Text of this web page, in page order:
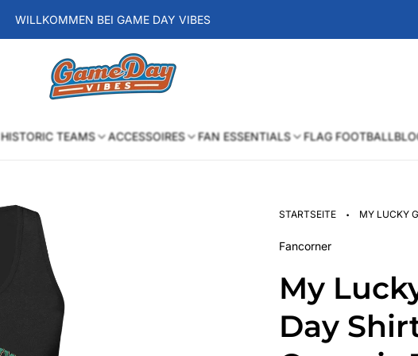
WILLKOMMEN BEI GAME DAY VIBES
Laden-
Logo
HISTORIC TEAMS ACCESSOIRES FAN ESSENTIALS FLAG FOOTBALL
STARTSEITE · MY LUCKY
Fancorner
My
Day